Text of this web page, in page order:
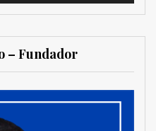
– Fundador